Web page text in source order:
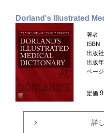
Dorland's Illustrated
著者
ISBN
出版社
出版年
ペー
定価
詳